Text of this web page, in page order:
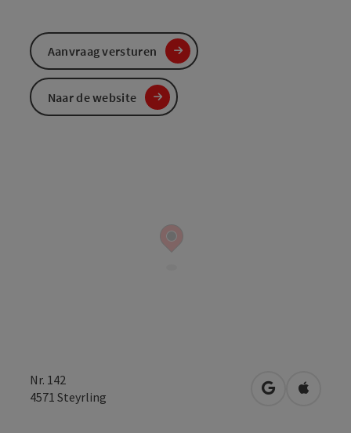
Nr. 142
4571 Steyrling Openen in
Aanvraag versturen
Naar de website